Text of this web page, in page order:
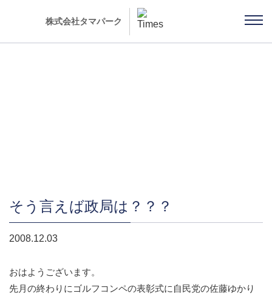
株式会社タマパーク
そう言えば政局は？？？
2008.12.03
おはようございます。
先月の終わりにゴルフコンペの表彰式に自民党の佐藤ゆかり